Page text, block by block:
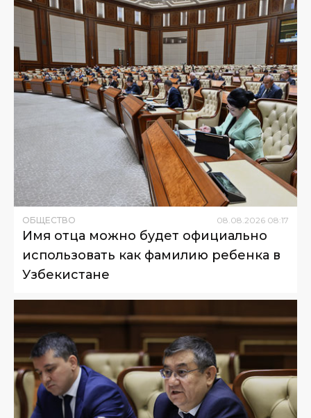
ОБЩЕСТВО 08 08 2026 08:17
Имя отца можно будет официально
использовать как фамилию ребенка в
Узбекистане